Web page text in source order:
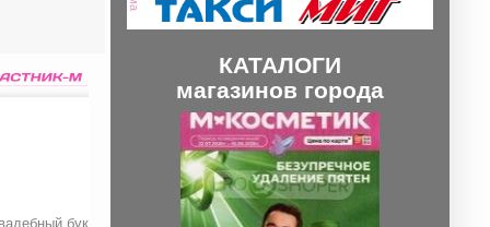
букет Подготовка к проверке
КАТАЛОГИ
магазинов города